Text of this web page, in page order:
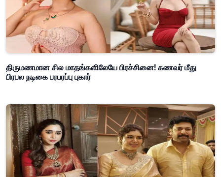
திருமணமான சில மாதங்களிலேயே பிரச்சினை! கணவர் மீது
பிரபல நடிகை பரபரப்பு புகார்